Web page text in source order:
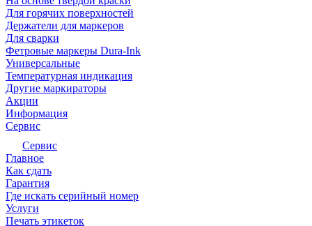
Для горячих поверхностей
Держатели для маркеров
Для сварки
Фетровые маркеры Dura-Ink
Универсальные
Температурная индикация
Другие маркираторы
Акции
Информация
Сервис
Сервис
Главное
Как сдать
Гарантия
Где искать серийный номер
Услуги
Печать этикеток